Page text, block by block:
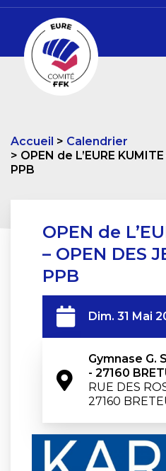
Accueil
Calendrier
OPEN de L’EURE
PPB
OPEN de
– OPEN DES
PPB
Dim. 31 Mai
Gymnase G.
- 27160
RUE DES
27160